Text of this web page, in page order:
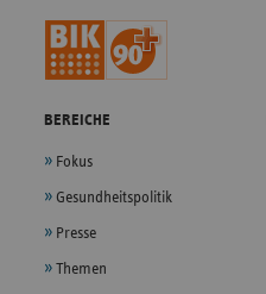
BEREICHE
Fokus
Gesundheitspolitik
Presse
Themen